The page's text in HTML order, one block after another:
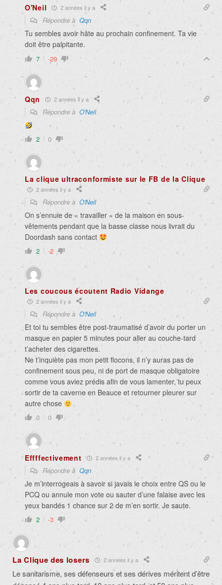
O'Neil 2 années il y a
Répondre à Qqn
Tu sembles avoir hâte au prochain confinement. Ta vie
doit être palpitante.
7 -29
Qqn 2 années il y a
Répondre à O'Neil
2 0
La clique ultraconformiste sur le FB de la Clique
2 années il y a
Répondre à O'Neil
On s’ennuie de « travailler » de la maison en sous-
vêtements pendant que la basse classe nous livrait du
Doordash sans contact
2 -2
Les coucous écoutent Radio Vidange
2 années il y a
Répondre à O'Neil
Et toi tu sembles être post-traumatisé d’avoir du porter un
masque en papier 5 minutes pour aller au couche-tard
t’acheter des cigarettes.
Ne t’inquiète pas mon petit flocons, il n’y auras pas de
confinement sous peu, ni de port de masque obligatoire
comme vous aviez prédis afin de vous lamenter, tu peux
sortir de ta caverne en Beauce et retourner pleurer sur
autre chose
0 0
Effffectivement 2 années il y a
Répondre à Qqn
Je m’interrogeais à savoir si javais le choix entre QS ou le
PCQ ou annule mon vote ou sauter d’une falaise avec les
yeux bandés 1 chance sur 2 de m’en sortir. Je saute.
2 -3
La Clique des losers 2 années il y a
Le sanitarisme, ses défenseurs et ses dérives méritent d’être